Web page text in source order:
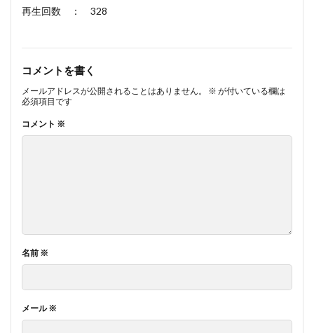
再生回数 ： 328
コメントを書く
メールアドレスが公開されることはありません。 ※ が付いている欄は
必須項目です
コメント ※
名前 ※
メール※